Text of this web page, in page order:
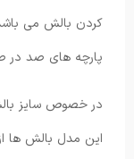
کردن بالش می
پارچه های صد در